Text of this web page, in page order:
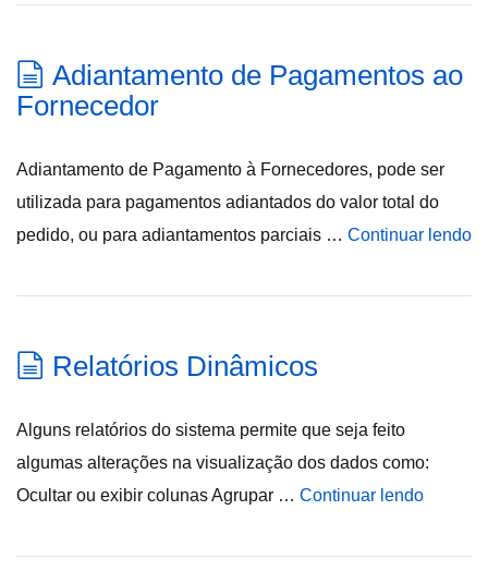
Adiantamento de Pagamentos ao
Fornecedor
Adiantamento de Pagamento à Fornecedores, pode ser
utilizada para pagamentos adiantados do valor total do
pedido, ou para adiantamentos parciais … Continuar lendo
Relatórios Dinâmicos
Alguns relatórios do sistema permite que seja feito
algumas alterações na visualização dos dados como:
Ocultar ou exibir colunas Agrupar … Continuar lendo